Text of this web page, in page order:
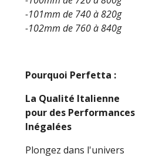
-101mm de 740 à 820g
-102mm de 760 à 840g
Pourquoi Perfetta :
La Qualité Italienne
pour des Performances
Inégalées
Plongez dans l'univers